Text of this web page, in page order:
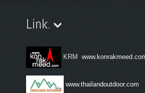
Link.
KRM
www.thailandoutdoor.com